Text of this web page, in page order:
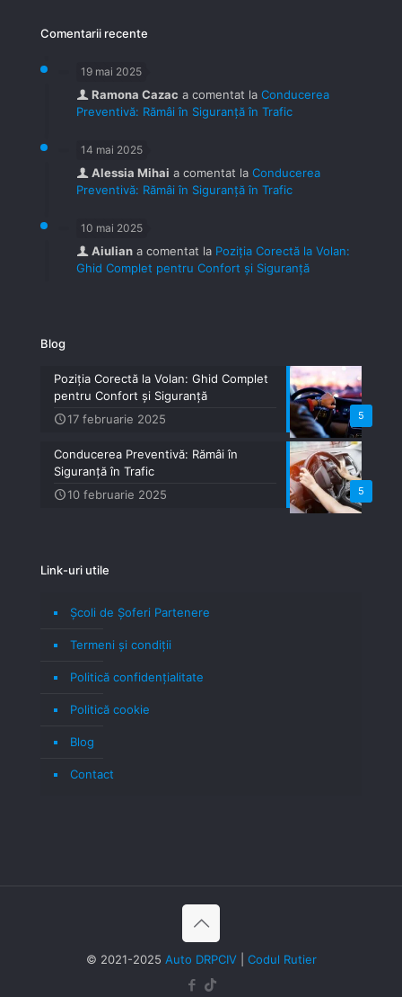
Comentarii recente
19 mai 2025
Ramona Cazac a comentat la Conducerea
Preventivă: Rămâi în Siguranță în Trafic
14 mai 2025
Alessia Mihai a comentat la Conducerea
Preventivă: Rămâi în Siguranță în Trafic
10 mai 2025
Aiulian a comentat la Poziția Corectă la Volan:
Ghid Complet pentru Confort și Siguranță
Blog
5
Poziția Corectă la Volan: Ghid Complet
pentru Confort și Siguranță
17 februarie 2025
5
Conducerea Preventivă: Rămâi în
Siguranță în Trafic
10 februarie 2025
Link-uri utile
Școli de Șoferi Partenere
Termeni şi condiţii
Politică confidenţialitate
Politică cookie
Blog
Contact
© 2021-2025 Auto DRPCIV| Codul Rutier